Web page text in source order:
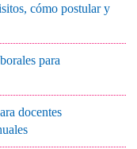
cómo postular y
para
docentes